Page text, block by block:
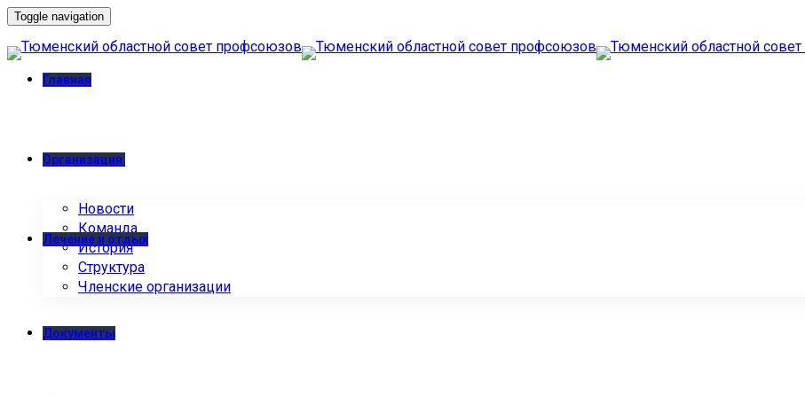
Toggle navigation
Главная
Организация
Новости
Команда
История
Структура
Членские организации
Лечение и отдых
Документы